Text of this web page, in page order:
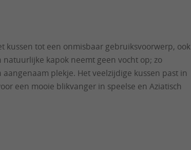
tot een onmisbaar gebruiksvoorwerp, ook
kapok neemt geen vocht op; zo
plekje. Het veelzijdige kussen past in
een mooie blikvanger in speelse en Aziatisch